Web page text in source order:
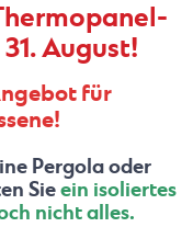
August!
für
Pergola oder
Sieein isoliertes
nicht alles.